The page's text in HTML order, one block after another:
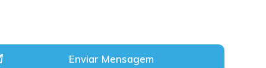
Enviar Mensagem